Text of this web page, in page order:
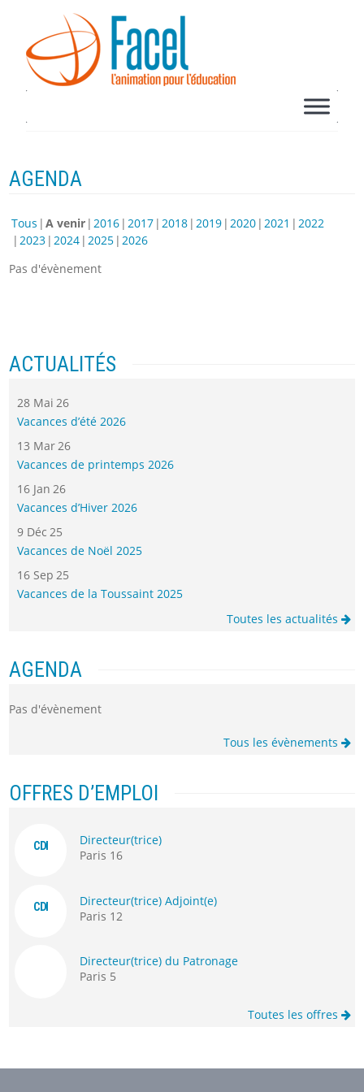
AGENDA
Tous A venir 2016 2017 2018 2019 2020 2021
2022
2023 2024 2025 2026
Pas d'évènement
ACTUALITÉS
28 Mai 26
Vacances d’été 2026
13 Mar 26
Vacances de printemps 2026
16 Jan 26
Vacances d’Hiver 2026
9 Déc 25
Vacances de Noël 2025
16 Sep 25
Vacances de la Toussaint 2025
Toutes les actualités
AGENDA
Pas d'évènement
Tous les évènements
OFFRES D’EMPLOI
CDI
Directeur(trice)
Paris 16
CDI
Directeur(trice) Adjoint(e)
Paris 12
Directeur(trice) du Patronage
Paris 5
Toutes les offres